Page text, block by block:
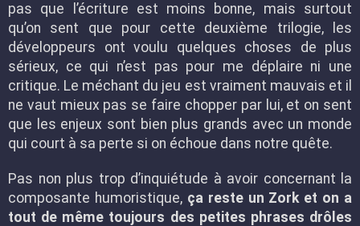
pas que l’écriture est moins bonne, mais surtout
qu’on sent que pour cette deuxième trilogie, les
développeurs ont voulu quelques choses de plus
sérieux, ce qui n’est pas pour me déplaire ni une
critique. Le méchant du jeu est vraiment mauvais et il
ne vaut mieux pas se faire chopper par lui, et on sent
que les enjeux sont bien plus grands avec un monde
qui court à sa perte si on échoue dans notre quête.
Pas non plus trop d’inquiétude à avoir concernant la
composante humoristique, ça reste un Zork et on a
tout de même toujours des petites phrases drôles